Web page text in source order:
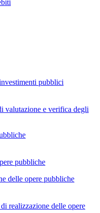
pubblici
valutazione e verifica degli
pubbliche
delle opere pubbliche
realizzazione delle opere